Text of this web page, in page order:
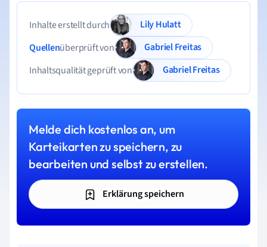
Inhalte erstellt durch
Lily Hulatt
Quellenüberprüft von
Gabriel Freitas
Inhaltsqualität geprüft von
Gabriel Freitas
Melde dich kostenlos an, um
Karteikarten zu speichern, zu
bearbeiten und selbst zu erstellen.
Erklärung speichern